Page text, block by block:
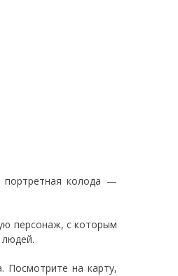
портретная колода —
персонаж, с которым
Посмотрите на карту,